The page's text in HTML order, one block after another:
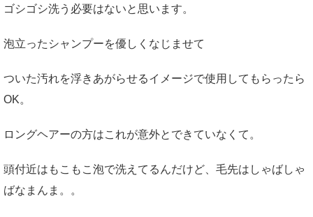
ゴシゴシ洗う必要はないと思います。
泡立ったシャンプーを優しくなじませて
ついた汚れを浮きあがらせるイメージで使用してもらったら
OK。
ロングヘアーの方はこれが意外とできていなくて。
頭付近はもこもこ泡で洗えてるんだけど、毛先はしゃばしゃ
ばなまんま。。